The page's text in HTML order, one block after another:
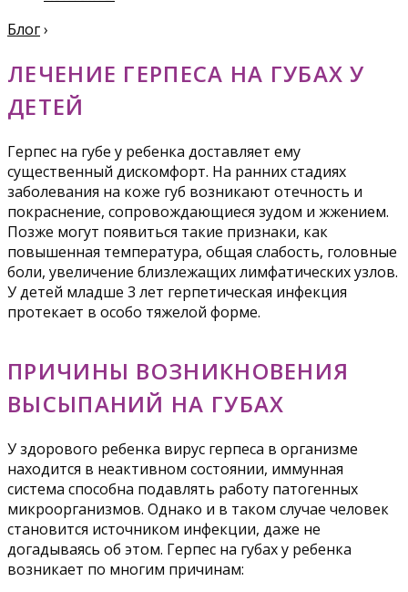
Блог›
ЛЕЧЕНИЕ ГЕРПЕСА НА ГУБАХ У
ДЕТЕЙ
Герпес на губе у ребенка доставляет ему
существенный дискомфорт. На ранних стадиях
заболевания на коже губ возникают отечность и
покраснение, сопровождающиеся зудом и жжением.
Позже могут появиться такие признаки, как
повышенная температура, общая слабость, головные
боли, увеличение близлежащих лимфатических узлов.
У детей младше 3 лет герпетическая инфекция
протекает в особо тяжелой форме.
ПРИЧИНЫ ВОЗНИКНОВЕНИЯ
ВЫСЫПАНИЙ НА ГУБАХ
У здорового ребенка вирус герпеса в организме
находится в неактивном состоянии, иммунная
система способна подавлять работу патогенных
микроорганизмов. Однако и в таком случае человек
становится источником инфекции, даже не
догадываясь об этом. Герпес на губах у ребенка
возникает по многим причинам: